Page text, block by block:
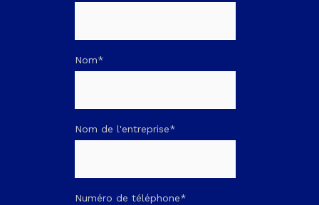
Nom*
Nom de l'entreprise*
Numéro de téléphone*